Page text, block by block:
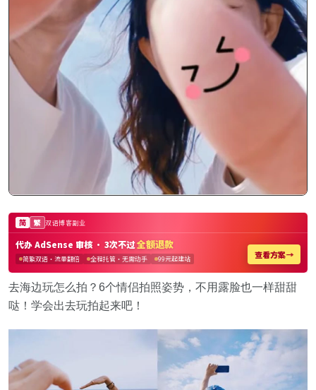
去海边玩怎么拍？6个情侣拍照姿势，不用露脸也一样甜甜
哒！学会出去玩拍起来吧！